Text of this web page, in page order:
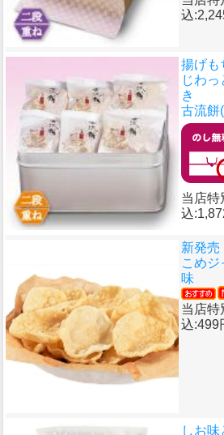
込
揚げも
じわ
き
古流餅
当店特
込
新発売
こめジ
味
当店特
込:499
しお